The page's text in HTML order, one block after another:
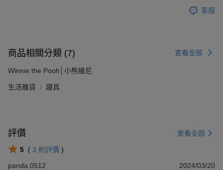
客服
商品相關分類 (7) 查看全部
Winnie the Pooh│小熊維尼
生活雜貨 寢具
評價 查看全部
5 ( 3 則評價 )
panda.0512
2024/03/20